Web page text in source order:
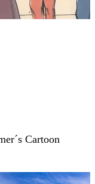
alle was
Cartoon